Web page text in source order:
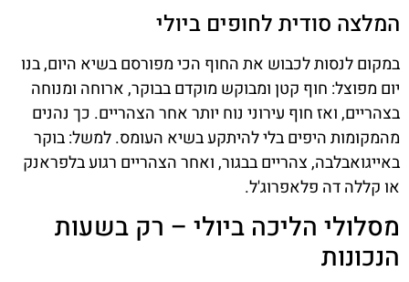
המלצה סודית לחופים ביולי
במקום לנסות לכבוש את החוף הכי מפורסם בשיא היום, בנו
יום מפוצל: חוף קטן ומבוקש מוקדם בבוקר, ארוחה ומנוחה
בצהריים, ואז חוף עירוני נוח יותר אחר הצהריים. כך נהנים
מהמקומות היפים בלי להיתקע בשיא העומס. למשל: בוקר
באייגואבלבה, צהריים בבגור, ואחר הצהריים רגוע בלפראנק
או קללה דה פלאפרוג'ל.
מסלולי הליכה ביולי – רק בשעות
הנכונות